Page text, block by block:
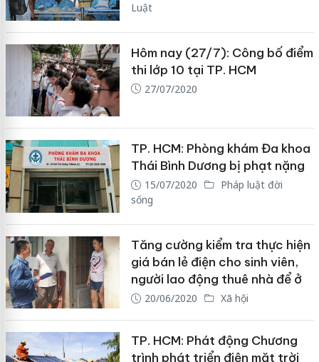
Luật
Hôm nay (27/7): Công bố điểm
thi lớp 10 tại TP. HCM
27/07/2020
TP. HCM: Phòng khám Đa khoa
Thái Bình Dương bị phạt nặng
15/07/2020
Pháp luật đời
sống
Tăng cường kiểm tra thực hiện
giá bán lẻ điện cho sinh viên,
người lao động thuê nhà để ở
20/06/2020 Xã hội
TP. HCM: Phát động Chương
trình phát triển điện mặt trời